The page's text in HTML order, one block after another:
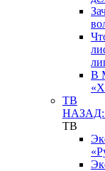
В
ТВ
НАЗАД:
ТВ